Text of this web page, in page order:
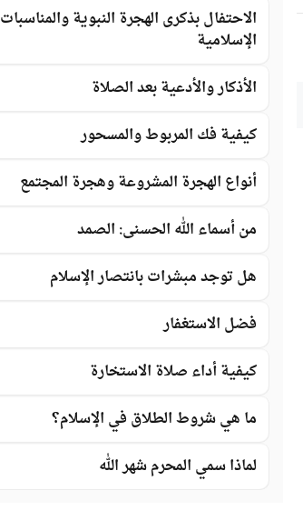
الاحتفال بذكرى الهجرة النبوية والمناسبات
الإسلامية
الأذكار والأدعية بعد الصلاة
كيفية فك المربوط والمسحور
أنواع الهجرة المشروعة وهجرة المجتمع
من أسماء الله الحسنى: الصمد
هل توجد مبشرات بانتصار الإسلام
فضل الاستغفار
كيفية أداء صلاة الاستخارة
ما هي شروط الطلاق في الإسلام؟
لماذا سمي المحرم شهر الله